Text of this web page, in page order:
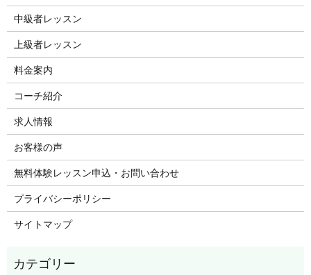
中級者レッスン
上級者レッスン
料金案内
コーチ紹介
求人情報
お客様の声
無料体験レッスン申込・お問い合わせ
プライバシーポリシー
サイトマップ